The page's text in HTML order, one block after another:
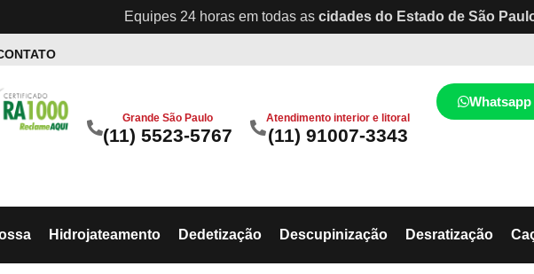
Equipes 24 horas em todas as cidades do Estado de São
Grande São Paulo
(11) 5523-5767
Atendimento interior e litoral
(11) 91007-3343
Whatsapp
Hidrojateamento Dedetização Descupinização Desratização